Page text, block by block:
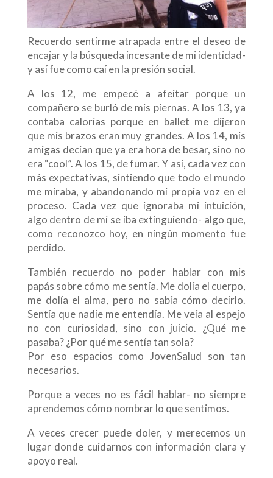
Recuerdo sentirme atrapada entre el deseo de
encajar y la búsqueda incesante de mi identidad-
y así fue como caí en la presión social.
A los 12, me empecé a afeitar porque un
compañero se burló de mis piernas. A los 13, ya
contaba calorías porque en ballet me dijeron
que mis brazos eran muy grandes. A los 14, mis
amigas decían que ya era hora de besar, sino no
era “cool”. A los 15, de fumar. Y así, cada vez con
más expectativas, sintiendo que todo el mundo
me miraba, y abandonando mi propia voz en el
proceso. Cada vez que ignoraba mi intuición,
algo dentro de mí se iba extinguiendo- algo que,
como reconozco hoy, en ningún momento fue
perdido.
También recuerdo no poder hablar con mis
papás sobre cómo me sentía. Me dolía el cuerpo,
me dolía el alma, pero no sabía cómo decirlo.
Sentía que nadie me entendía. Me veía al espejo
no con curiosidad, sino con juicio. ¿Qué me
pasaba? ¿Por qué me sentía tan sola?
Por eso espacios como JovenSalud son tan
necesarios.
Porque a veces no es fácil hablar- no siempre
aprendemos cómo nombrar lo que sentimos.
A veces crecer puede doler, y merecemos un
lugar donde cuidarnos con información clara y
apoyo real.